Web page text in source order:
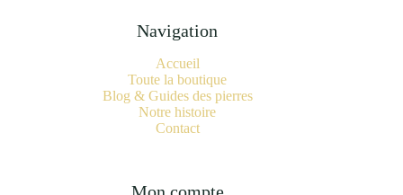
Navigation
Accueil
Toute la boutique
Blog & Guides des pierres
Notre histoire
Contact